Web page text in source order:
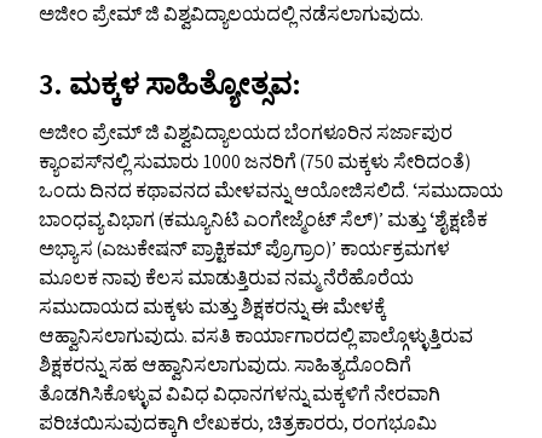
ಅಜೀಂ ಪ್ರೇಮ್‌ ಜಿ ವಿಶ್ವವಿದ್ಯಾಲಯದಲ್ಲಿ ನಡೆಸಲಾಗುವುದು.
3. ಮಕ್ಕಳ‌ ಸಾಹಿತ್ಯೋತ್ಸವ:
ಅಜೀಂ ಪ್ರೇಮ್‌ ಜಿ ವಿಶ್ವವಿದ್ಯಾಲಯದ ಬೆಂಗಳೂರಿನ ಸರ್ಜಾಪುರ
ಕ್ಯಾಂಪಸ್‌ನಲ್ಲಿ ಸುಮಾರು 1000 ಜನರಿಗೆ (750 ಮಕ್ಕಳು ಸೇರಿದಂತೆ)
ಒಂದು ದಿನದ ಕಥಾವನದ ಮೇಳವನ್ನು ಆಯೋಜಿಸಲಿದೆ. ʻಸಮುದಾಯ
ಬಾಂಧವ್ಯ ವಿಭಾಗ (ಕಮ್ಯೂನಿಟಿ ಎಂಗೇಜ್ಮೆಂಟ್ ಸೆಲ್)’ ಮತ್ತು ʻಶೈಕ್ಷಣಿಕ
ಅಭ್ಯಾಸ (ಎಜುಕೇಷನ್ ಪ್ರಾಕ್ಟಿಕಮ್ ಪ್ರೊಗ್ರಾಂ)’ ಕಾರ್ಯಕ್ರಮಗಳ
ಮೂಲಕ ನಾವು ಕೆಲಸ ಮಾಡುತ್ತಿರುವ ನಮ್ಮ ನೆರೆಹೊರೆಯ
ಸಮುದಾಯದ ಮಕ್ಕಳು ಮತ್ತು ಶಿಕ್ಷಕರನ್ನು ಈ ಮೇಳಕ್ಕೆ
ಆಹ್ವಾನಿಸಲಾಗುವುದು. ವಸತಿ ಕಾರ್ಯಾಗಾರದಲ್ಲಿ ಪಾಲ್ಗೊಳ್ಳುತ್ತಿರುವ
ಶಿಕ್ಷಕರನ್ನು ಸಹ ಆಹ್ವಾನಿಸಲಾಗುವುದು. ಸಾಹಿತ್ಯದೊಂದಿಗೆ
ತೊಡಗಿಸಿಕೊಳ್ಳುವ ವಿವಿಧ ವಿಧಾನಗಳನ್ನು ಮಕ್ಕಳಿಗೆ ನೇರವಾಗಿ
ಪರಿಚಯಿಸುವುದಕ್ಕಾಗಿ ಲೇಖಕರು, ಚಿತ್ರಕಾರರು, ರಂಗಭೂಮಿ